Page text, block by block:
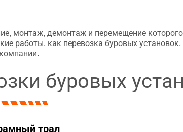
монтаж, демонтаж и перемещение
работы, как перевозка буровых
буровых
трал